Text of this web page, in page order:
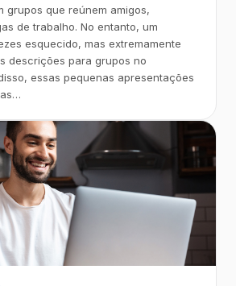
grupos que reúnem amigos,
de trabalho. No entanto, um
esquecido, mas extremamente
descrições para grupos no
essas pequenas apresentações